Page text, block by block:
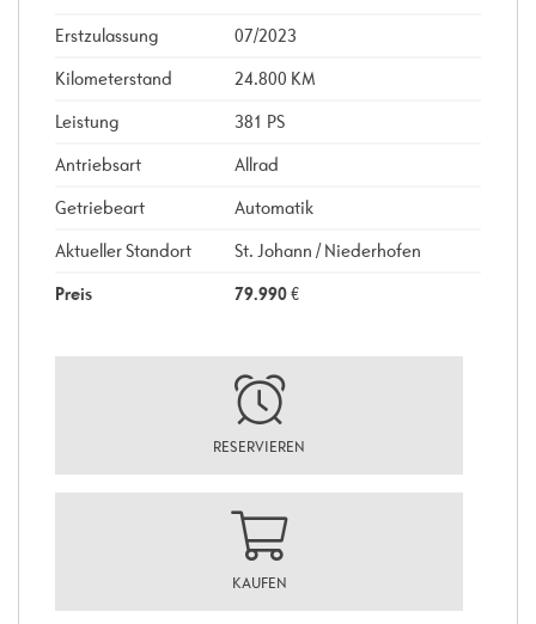
Erstzulassung
07/2023
Kilometerstand
24.800 KM
Leistung
381 PS
Antriebsart
Allrad
Getriebeart
Automatik
Aktueller Standort
St. Johann / Niederhofen
Preis
79.990€
RESERVIEREN
KAUFEN